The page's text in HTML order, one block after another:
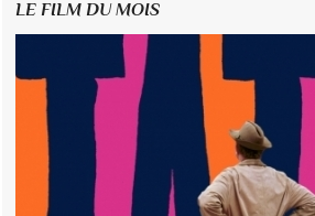
LE FILM DU MOIS